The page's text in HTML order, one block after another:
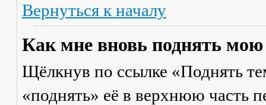
Вернуться к началу
Как мне вновь поднять мою
Щёлкнув по ссылке «Поднять
«поднять» её в верхнюю часть